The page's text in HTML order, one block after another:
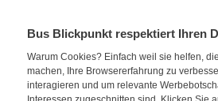
Bus Blickpunkt respektiert Ihren
Warum Cookies? Einfach weil sie helfen,
machen, Ihre Browsererfahrung zu
interagieren und um relevante